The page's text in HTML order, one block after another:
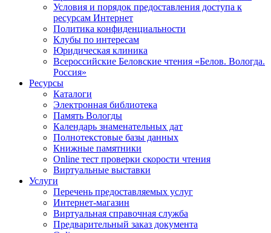
Условия и порядок предоставления доступа к
ресурсам Интернет
Политика конфиденциальности
Клубы по интересам
Юридическая клиника
Всероссийские Беловские чтения «Белов. Вологда.
Россия»
Ресурсы
Каталоги
Электронная библиотека
Память Вологды
Календарь знаменательных дат
Полнотекстовые базы данных
Книжные памятники
Online тест проверки скорости чтения
Виртуальные выставки
Услуги
Перечень предоставляемых услуг
Интернет-магазин
Виртуальная справочная служба
Предварительный заказ документа